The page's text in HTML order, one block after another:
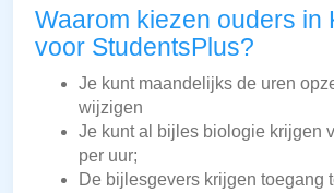
Waarom kiezen ouders in
voor StudentsPlus?
Je kunt maandelijks de uren
wijzigen
Je kunt al bijles biologie krijgen
per uur;
De bijlesgevers krijgen toegang